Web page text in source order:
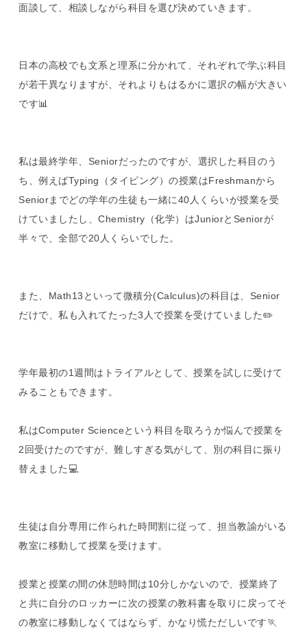
面談して、相談しながら科目を選び決めていきます。
日本の高校でも文系と理系に分かれて、それぞれで学ぶ科目
が若干異なりますが、それよりもはるかに選択の幅が大きい
です📊
私は最終学年、Seniorだったのですが、選択した科目のう
ち、例えばTyping（タイピング）の授業はFreshmanから
Seniorまでどの学年の生徒も一緒に40人くらいが授業を受
けていましたし、Chemistry（化学）はJuniorとSeniorが
半々で、全部で20人くらいでした。
また、Math13といって微積分(Calculus)の科目は、Senior
だけで、私も入れてたった3人で授業を受けていました✏️
学年最初の1週間はトライアルとして、授業を試しに受けて
みることもできます。
私はComputer Scienceという科目を取ろうか悩んで授業を
2回受けたのですが、難しすぎる気がして、別の科目に振り
替えました💻
生徒は自分専用に作られた時間割に従って、担当教諭がいる
教室に移動して授業を受けます。
授業と授業の間の休憩時間は10分しかないので、授業終了
と共に自分のロッカーに次の授業の教科書を取りに戻ってそ
の教室に移動しなくてはならず、かなり慌ただしいです🏃